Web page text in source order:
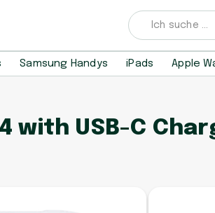
Samsung Handys iPads Apple
with USB-C